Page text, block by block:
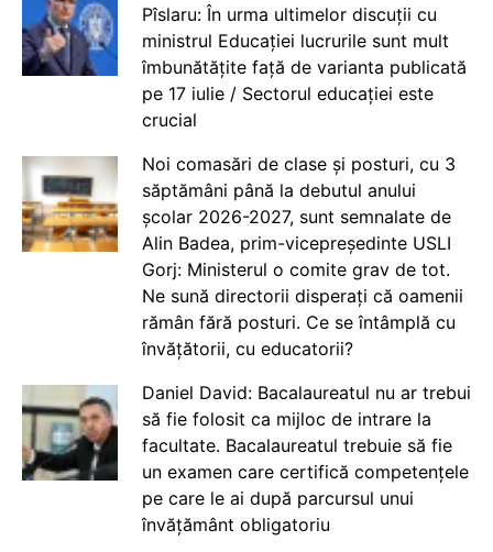
Pîslaru: În urma ultimelor discuții cu
ministrul Educației lucrurile sunt mult
îmbunătățite față de varianta publicată
pe 17 iulie / Sectorul educației este
crucial
Noi comasări de clase și posturi, cu 3
săptămâni până la debutul anului
școlar 2026-2027, sunt semnalate de
Alin Badea, prim-vicepreședinte USLI
Gorj: Ministerul o comite grav de tot.
Ne sună directorii disperați că oamenii
rămân fără posturi. Ce se întâmplă cu
învățătorii, cu educatorii?
Daniel David: Bacalaureatul nu ar trebui
să fie folosit ca mijloc de intrare la
facultate. Bacalaureatul trebuie să fie
un examen care certifică competențele
pe care le ai după parcursul unui
învățământ obligatoriu